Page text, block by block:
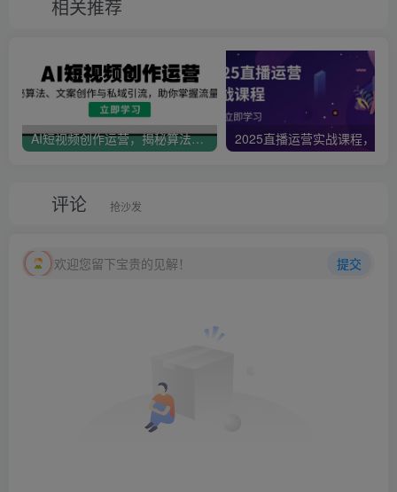
相关推荐
AI短视频创作运营，揭秘算法、文案创作与私域引流，助你掌握流量密码
评论 抢沙发
欢迎您留下宝贵的见解！ 提交